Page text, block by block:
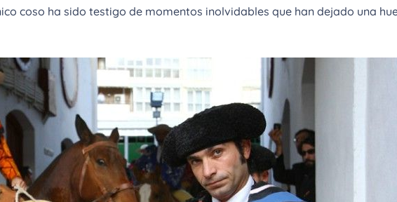
coso ha sido testigo de momentos inolvidables que han dejado una